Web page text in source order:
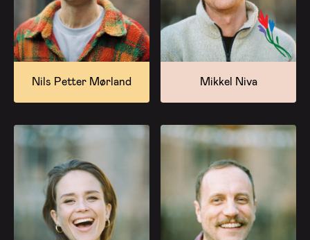
Nils Petter Mørland Mikkel Niva